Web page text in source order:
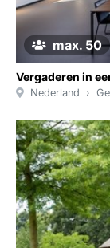
max. 50
Vergaderen in
Nederland